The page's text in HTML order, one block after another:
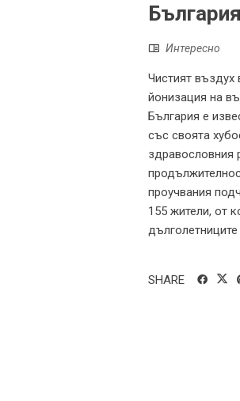
България
Интересно
Чистият
йонизация на
България е
със своята
здравословния
проучвания
155 жители, от
SHARE